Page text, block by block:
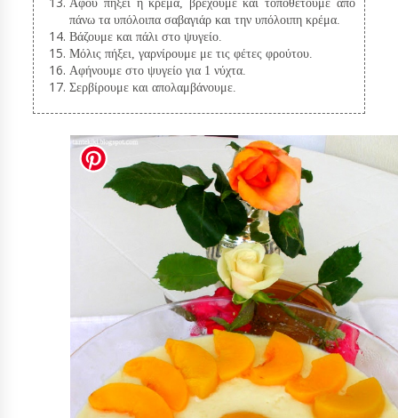
Αφού πήξει η κρέμα, βρέχουμε και τοποθετούμε από
πάνω τα υπόλοιπα σαβαγιάρ και την υπόλοιπη κρέμα.
Βάζουμε και πάλι στο ψυγείο.
Μόλις πήξει, γαρνίρουμε με τις φέτες φρούτου.
Αφήνουμε στο ψυγείο για 1 νύχτα.
Σερβίρουμε και απολαμβάνουμε.